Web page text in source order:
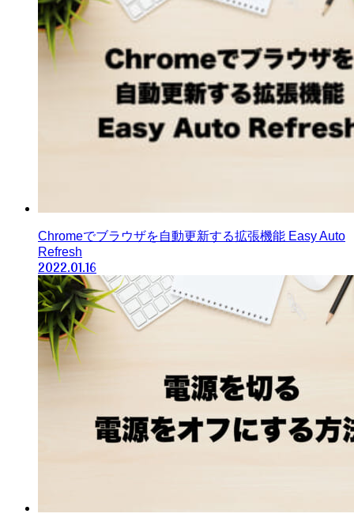
Chromeでブラウザを自動更新する拡張機能 Easy Auto
Refresh
2022.01.16